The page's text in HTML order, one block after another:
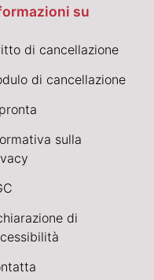
su
di cancellazione
di cancellazione
sulla
di